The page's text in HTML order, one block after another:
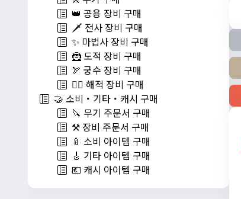
👑 공용 장비 구매
🗡️ 전사 장비 구매
✨ 마법사 장비 구매
🦹 도적 장비 구매
🏹 궁수 장비 구매
🏴‍☠️ 해적 장비 구매
🤝 소비・기타・캐시 구매
🔪 무기 주문서 구매
⚒️ 장비 주문서 구매
🍼 소비 아이템 구매
🎸 기타 아이템 구매
💶 캐시 아이템 구매